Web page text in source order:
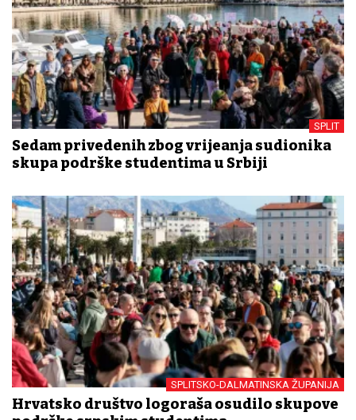
SPLIT
Sedam privedenih zbog vrijeđanja sudionika
skupa podrške studentima u Srbiji
SPLITSKO-DALMATINSKA ŽUPANIJA
Hrvatsko društvo logoraša osudilo skupove